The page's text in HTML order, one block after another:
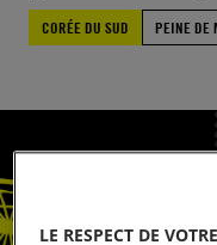
CORÉE DU SUD
PEINE DE
LE RESPECT DE